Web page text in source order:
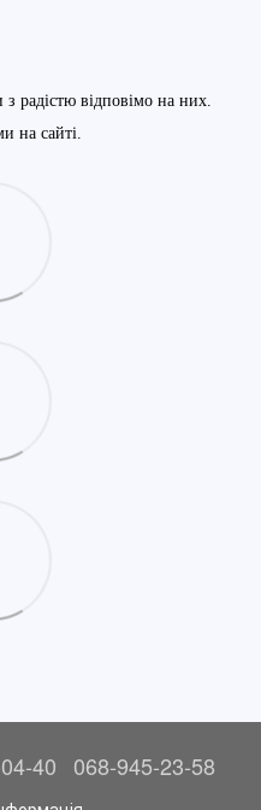
радістю відповімо на них.
на сайті.
40 068-945-23-58